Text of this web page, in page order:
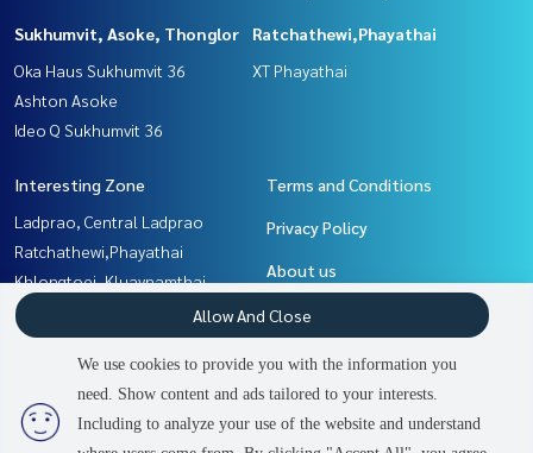
2 people are viewing
Sukhumvit, Asoke, Thonglor
Oka Haus Sukhumvit 36
Ashton Asoke
Ideo Q Sukhumvit 36
Ratchathewi,Phayathai
XT Phayathai
Interesting Zone
Ladprao, Central Ladprao
Ratchathewi,Phayathai
Khlongtoei, Kluaynamthai
Witthayu, Chidlom, Langsuan,
Ploenchit
Rama9, Petchburi, RCA
Sukhumvit, Asoke, Thonglor
Terms and Conditions
Privacy Policy
About us
How to sale-rent
Contact
We use cookies to provide you with the information you
need. Show content and ads tailored to your interests.
Including to analyze your use of the website and understand
Allow And Close